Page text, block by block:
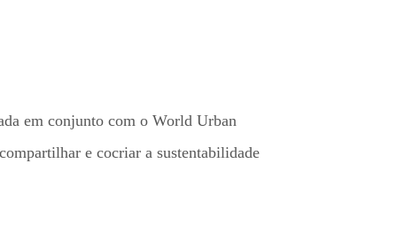
em conjunto com o World Urban
e cocriar a sustentabilidade